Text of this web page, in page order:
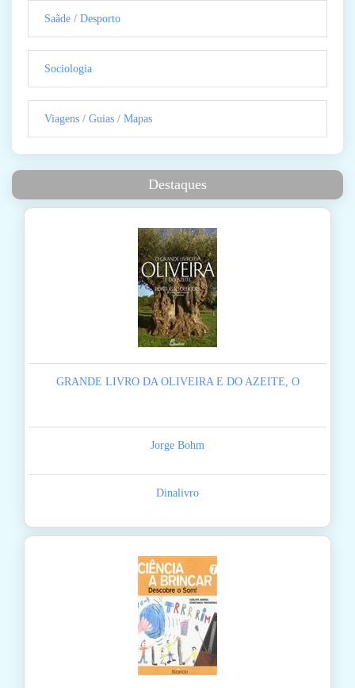
Saãde / Desporto
Sociologia
Viagens / Guias / Mapas
Destaques
GRANDE LIVRO DA OLIVEIRA E DO AZEITE, O
Jorge Bohm
Dinalivro